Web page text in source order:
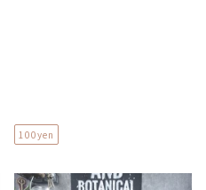
100yen